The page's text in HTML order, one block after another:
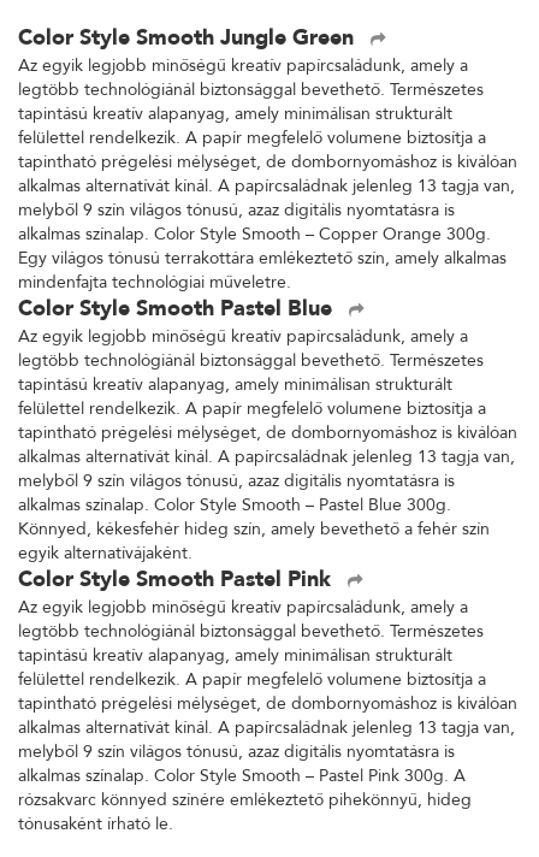
Color Style Smooth Jungle Green
Az egyik legjobb minőségű kreatív papírcsaládunk, amely a
legtöbb technológiánál biztonsággal bevethető. Természetes
tapintású kreatív alapanyag, amely minimálisan strukturált
felülettel rendelkezik. A papír megfelelő volumene biztosítja a
tapintható prégelési mélységet, de dombornyomáshoz is kiválóan
alkalmas alternatívát kínál. A papírcsaládnak jelenleg 13 tagja van,
melyből 9 szín világos tónusú, azaz digitális nyomtatásra is
alkalmas színalap. Color Style Smooth – Copper Orange 300g.
Egy világos tónusú terrakottára emlékeztető szín, amely alkalmas
mindenfajta technológiai műveletre.
Color Style Smooth Pastel Blue
Az egyik legjobb minőségű kreatív papírcsaládunk, amely a
legtöbb technológiánál biztonsággal bevethető. Természetes
tapintású kreatív alapanyag, amely minimálisan strukturált
felülettel rendelkezik. A papír megfelelő volumene biztosítja a
tapintható prégelési mélységet, de dombornyomáshoz is kiválóan
alkalmas alternatívát kínál. A papírcsaládnak jelenleg 13 tagja van,
melyből 9 szín világos tónusú, azaz digitális nyomtatásra is
alkalmas színalap. Color Style Smooth – Pastel Blue 300g.
Könnyed, kékesfehér hideg szín, amely bevethető a fehér szín
egyik alternatívájaként.
Color Style Smooth Pastel Pink
Az egyik legjobb minőségű kreatív papírcsaládunk, amely a
legtöbb technológiánál biztonsággal bevethető. Természetes
tapintású kreatív alapanyag, amely minimálisan strukturált
felülettel rendelkezik. A papír megfelelő volumene biztosítja a
tapintható prégelési mélységet, de dombornyomáshoz is kiválóan
alkalmas alternatívát kínál. A papírcsaládnak jelenleg 13 tagja van,
melyből 9 szín világos tónusú, azaz digitális nyomtatásra is
alkalmas színalap. Color Style Smooth – Pastel Pink 300g. A
rózsakvarc könnyed színére emlékeztető pihekönnyű, hideg
tónusaként írható le.